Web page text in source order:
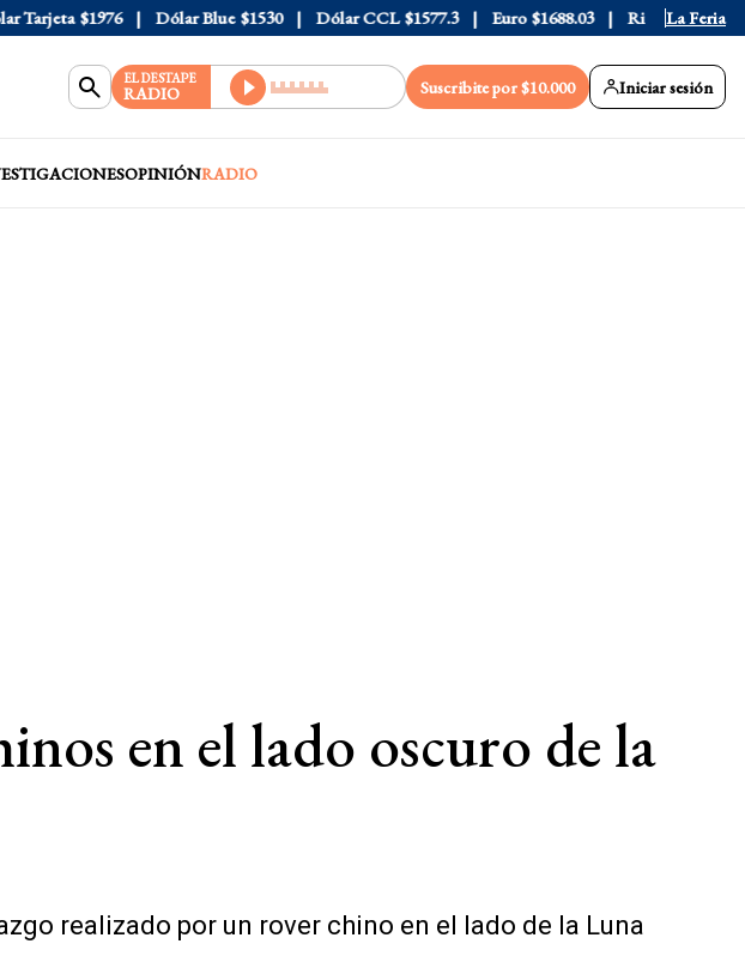
$1976 Dólar Blue $1530 Dólar CCL $1577.3 Euro $1688.03 Riesgo País 408
La Feria
EL DESTAPE
RADIO Suscribite por $10.000 Iniciar sesión
OPINIÓNRADIO
en el lado oscuro de la
realizado por un rover chino en el lado de la Luna